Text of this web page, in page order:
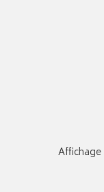
Affichage